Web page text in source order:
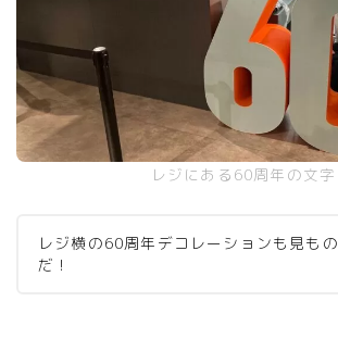
レジにある60周年の文字
レジ横の60周年デコレーションも見もの
だ！